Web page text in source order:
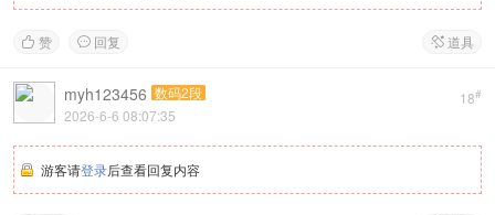
 赞  回复  道具
18#
myh123456 数码2段
2026-6-6 08:07:35
游客请登录后查看回复内容